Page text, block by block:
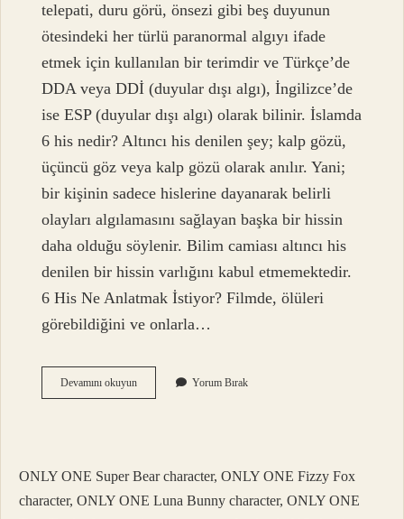
telepati, duru görü, önsezi gibi beş duyunun
ötesindeki her türlü paranormal algıyı ifade
etmek için kullanılan bir terimdir ve Türkçe’de
DDA veya DDİ (duyular dışı algı), İngilizce’de
ise ESP (duyular dışı algı) olarak bilinir. İslamda
6 his nedir? Altıncı his denilen şey; kalp gözü,
üçüncü göz veya kalp gözü olarak anılır. Yani;
bir kişinin sadece hislerine dayanarak belirli
olayları algılamasını sağlayan başka bir hissin
daha olduğu söylenir. Bilim camiası altıncı his
denilen bir hissin varlığını kabul etmemektedir.
6 His Ne Anlatmak İstiyor? Filmde, ölüleri
görebildiğini ve onlarla…
Devamını okuyunAltıncı
His
Yorum Bırak
ONLY ONE Super Bear character, ONLY ONE Fizzy Fox
character, ONLY ONE Luna Bunny character, ONLY ONE